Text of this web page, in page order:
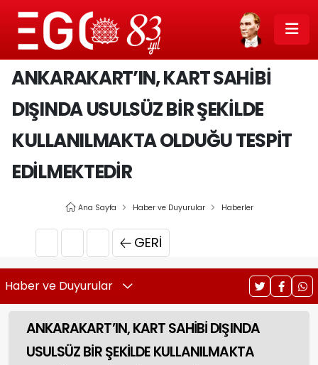
ANKARAKART’IN, KART SAHİBİ
DIŞINDA USULSÜZ BİR ŞEKİLDE
KULLANILMAKTA OLDUĞU TESPİT
EDİLMEKTEDİR
Ana Sayfa Haber ve Duyurular Haberler
GERI
Haber ve Duyurular
ANKARAKART’IN, KART SAHİBİ DIŞINDA
USULSÜZ BİR ŞEKİLDE KULLANILMAKTA